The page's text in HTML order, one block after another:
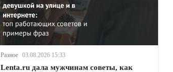
Разное 03.08.2026 15:33
Lenta.ru дала мужчинам советы, как